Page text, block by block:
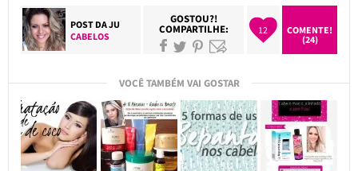
POST DAJU
CABELOS
GOSTOU?!
COMPARTILHE: 12
COMENTE!
(24)
VOCÊ TAMBÉM VAI GOSTAR